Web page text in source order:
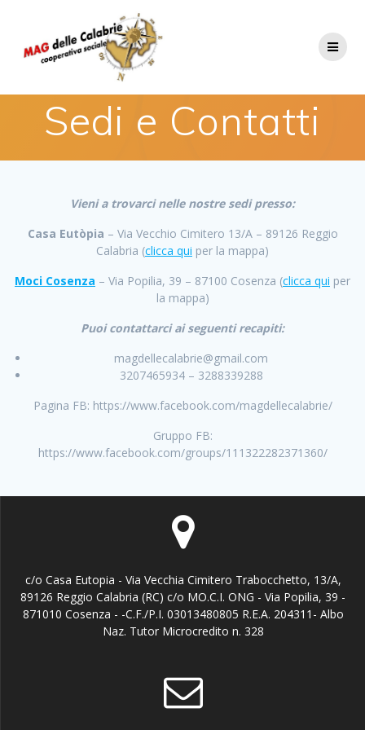
Sedi e Contatti
Vieni a trovarci nelle nostre sedi presso:
Casa Eutòpia – Via Vecchio Cimitero 13/A – 89126 Reggio
Calabria (clicca qui per la mappa)
Moci Cosenza – Via Popilia, 39 – 87100 Cosenza (clicca qui per
la mappa)
Puoi contattarci ai seguenti recapiti:
magdellecalabrie@gmail.com
3207465934 – 3288339288
Pagina FB: https://www.facebook.com/magdellecalabrie/
Gruppo FB:
https://www.facebook.com/groups/111322282371360/
c/o Casa Eutopia - Via Vecchia Cimitero Trabocchetto, 13/A,
89126 Reggio Calabria (RC) c/o MO.C.I. ONG - Via Popilia, 39 -
871010 Cosenza - -C.F./P.I. 03013480805 R.E.A. 204311- Albo
Naz. Tutor Microcredito n. 328